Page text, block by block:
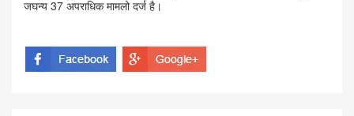
जघन्य 37 अपराधिक मामलो दर्ज है।